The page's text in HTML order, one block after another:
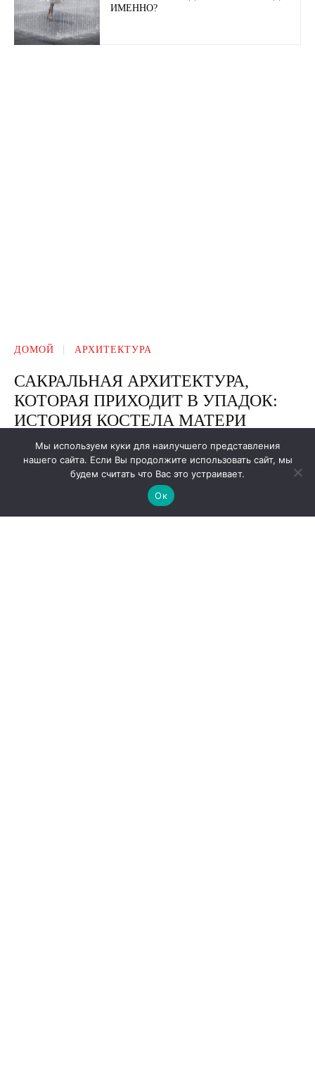
ИМЕННО?
Мы используем куки для наилучшего представления
нашего сайта. Если Вы продолжите использовать сайт, мы
будем считать что Вас это устраивает.
Ок